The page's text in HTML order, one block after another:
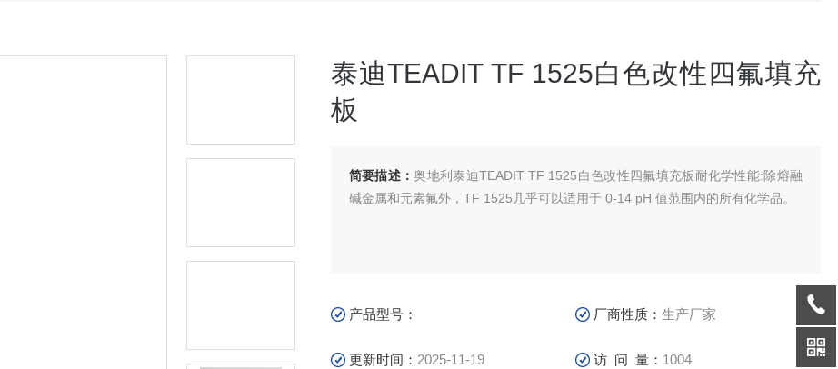
泰迪TEADIT TF 1525白色改性四氟填充
板
简要描述：奥地利泰迪TEADIT TF 1525白色改性四氟填充板耐化学性能:除熔融
碱金属和元素氟外，TF 1525几乎可以适用于 0-14 pH 值范围内的所有化学品。
产品型号： 厂商性质：生产厂家
更新时间： 2025-11-19 访 问 量： 1004